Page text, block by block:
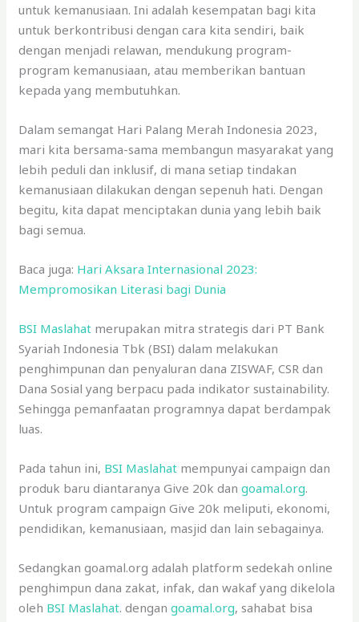
untuk kemanusiaan. Ini adalah kesempatan bagi kita
untuk berkontribusi dengan cara kita sendiri, baik
dengan menjadi relawan, mendukung program-
program kemanusiaan, atau memberikan bantuan
kepada yang membutuhkan.
Dalam semangat Hari Palang Merah Indonesia 2023,
mari kita bersama-sama membangun masyarakat yang
lebih peduli dan inklusif, di mana setiap tindakan
kemanusiaan dilakukan dengan sepenuh hati. Dengan
begitu, kita dapat menciptakan dunia yang lebih baik
bagi semua.
Baca juga: Hari Aksara Internasional 2023:
Mempromosikan Literasi bagi Dunia
BSI Maslahat merupakan mitra strategis dari PT Bank
Syariah Indonesia Tbk (BSI) dalam melakukan
penghimpunan dan penyaluran dana ZISWAF, CSR dan
Dana Sosial yang berpacu pada indikator sustainability.
Sehingga pemanfaatan programnya dapat berdampak
luas.
Pada tahun ini, BSI Maslahat mempunyai campaign dan
produk baru diantaranya Give 20k dangoamal.org.
Untuk program campaign Give 20k meliputi, ekonomi,
pendidikan, kemanusiaan, masjid dan lain sebagainya.
Sedangkan goamal.org adalah platform sedekah online
penghimpun dana zakat, infak, dan wakaf yang dikelola
oleh BSI Maslahat. dengangoamal.org, sahabat bisa